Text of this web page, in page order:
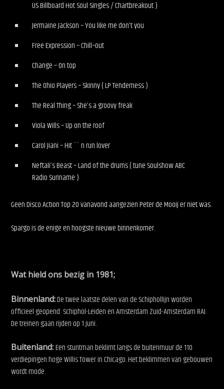
US Billboard Hot Soul Singles / Chartbreakout )
Jermaine Jackson – You like me don’t you
Free Expression – Chill–out
Change – On top
The Ohio Players – Skinny ( LP Tenderness )
The Real Thing – She’s a groovy freak
Viola Wills – Up on the roof
Carol Jiani – Hit ´´ n run lover
Neftali’s Beast – Land of the drums ( tune Soulshow ABC
Radio Suriname )
Geen Disco Action Top 20 vanavond aangezien Peter de Mooij er niet was.
Spargo is de enige en hoogste nieuwe binnenkomer.
Wat hield ons bezig in 1981;
Binnenland:De twee laatste delen van de Schiphollijn worden
officieel geopend: Schiphol-Leiden en Amsterdam Zuid-Amsterdam RAI.
De treinen gaan rijden op 1 juni.
Buitenland:Een stuntman beklimt langs de buitenmuur de 110
verdiepingen hoge Willis Tower in Chicago. Het beklimmen van gebouwen
wordt mode.